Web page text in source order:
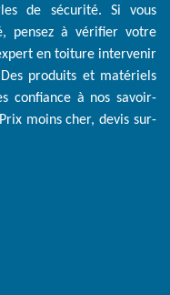
de sécurité. Si vous
pensez à vérifier votre
en toiture intervenir
produits et matériels
confiance à nos savoir-
moins cher, devis sur-